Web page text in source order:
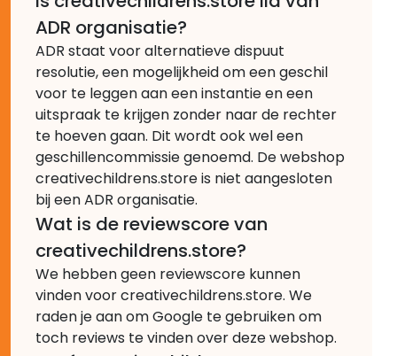
ADR organisatie?
ADR staat voor alternatieve dispuut
resolutie, een mogelijkheid om een geschil
voor te leggen aan een instantie en een
uitspraak te krijgen zonder naar de rechter
te hoeven gaan. Dit wordt ook wel een
geschillencommissie genoemd. De webshop
creativechildrens.store is niet aangesloten
bij een ADR organisatie.
Wat is de reviewscore van
creativechildrens.store?
We hebben geen reviewscore kunnen
vinden voor creativechildrens.store. We
raden je aan om Google te gebruiken om
toch reviews te vinden over deze webshop.